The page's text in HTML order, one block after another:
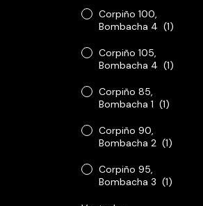
Corpiño 100,
Bombacha 4 (1)
Corpiño 105,
Bombacha 4 (1)
Corpiño 85,
Bombacha 1 (1)
Corpiño 90,
Bombacha 2 (1)
Corpiño 95,
Bombacha 3 (1)